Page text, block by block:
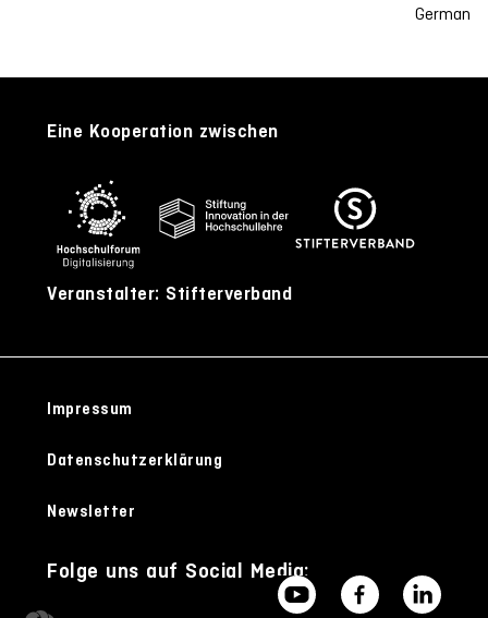
German
Eine Kooperation zwischen
Veranstalter: Stifterverband
Impressum
Datenschutzerklärung
Newsletter
Folge uns auf Social Media: